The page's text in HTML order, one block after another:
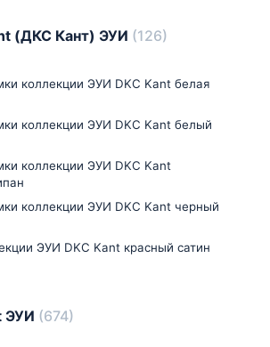
(ДКС Кант) ЭУИ (126)
коллекции ЭУИ DKC Kant белая
коллекции ЭУИ DKC Kant белый
коллекции ЭУИ DKC Kant
коллекции ЭУИ DKC Kant черный
ЭУИ DKC Kant красный сатин
ЭУИ (674)